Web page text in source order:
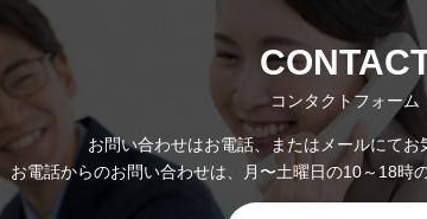
コンタクトフォーム
お問い合わせはお電話、またはメールにてお
お電話からのお問い合わせは、月〜土曜日の10～18時